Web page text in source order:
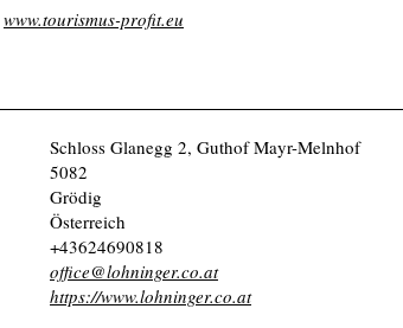
www.tourismus-profit.eu
Schloss Glanegg 2, Guthof Mayr-Melnhof
5082
Grödig
Österreich
+43624690818
office@lohninger.co.at
https://www.lohninger.co.at